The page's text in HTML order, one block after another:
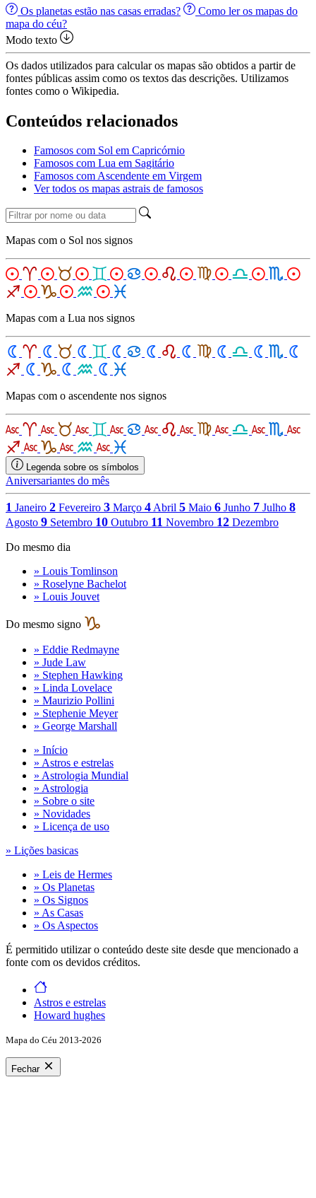
Os planetas estão nas casas erradas?
Como ler os mapas do
mapa do céu?
Modo texto
Os dados utilizados para calcular os mapas são obtidos a partir de
fontes públicas assim como os textos das descrições. Utilizamos
fontes como o Wikipedia.
Conteúdos relacionados
Famosos com Sol em Capricórnio
Famosos com Lua em Sagitário
Famosos com Ascendente em Virgem
Ver todos os mapas astrais de famosos
Mapas com o Sol nos signos
Mapas com a Lua nos signos
Mapas com o ascendente nos signos
Legenda sobre os símbolos
Aniversariantes do mês
1 Janeiro 2 Fevereiro 3 Março 4Abril 5 Maio 6 Junho 7 Julho 8
Agosto 9 Setembro 10 Outubro 11 Novembro 12 Dezembro
Do mesmo dia
» Louis Tomlinson
» Roselyne Bachelot
» Louis Jouvet
Do mesmo signo
» Eddie Redmayne
» Jude Law
» Stephen Hawking
» Linda Lovelace
» Maurizio Pollini
» Stephenie Meyer
» George Marshall
» Início
» Astros e estrelas
» Astrologia Mundial
» Astrologia
» Sobre o site
» Novidades
» Licença de uso
» Lições basicas
» Leis de Hermes
» Os Planetas
» Os Signos
» As Casas
» Os Aspectos
É permitido utilizar o conteúdo deste site desde que mencionado a
fonte com os devidos créditos.
Astros e estrelas
Howard hughes
Mapa do Céu 2013-2026
Fechar